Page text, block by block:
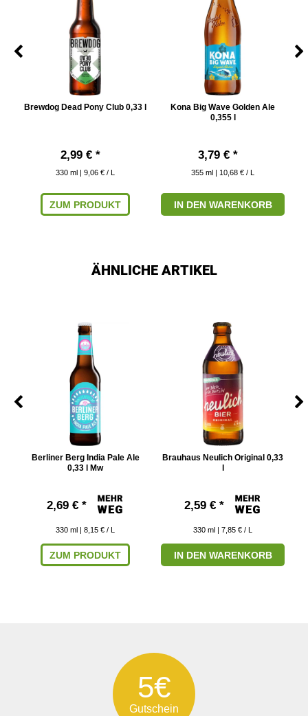
Brewdog Dead Pony Club 0,33 l
2,99 € *
330 ml | 9,06 € / L
ZUM PRODUKT
Kona Big Wave Golden Ale
0,355 l
3,79 € *
355 ml | 10,68 € / L
IN DEN WARENKORB
ÄHNLICHE ARTIKEL
Berliner Berg India Pale Ale
0,33 l Mw
2,69 € *
330 ml | 8,15 € / L
ZUM PRODUKT
Brauhaus Neulich Original 0,33
2,59 € *
330 ml | 7,85 € / L
IN DEN WARENKORB
5€
Gutschein